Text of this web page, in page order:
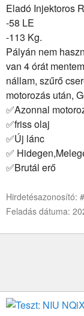
Eladó Injektoros
-58 LE
-113 Kg.
Pályán nem
van 4 órát
nállam, szűrő
motorozás után,
✅Azonnal
✅friss olaj
✅Új lánc
✅
✅Brutál erő
Hirdetésazonosító:
Feladás dátuma: